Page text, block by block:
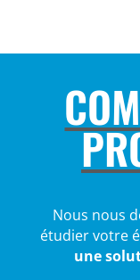
Nous nous
étudier votre
une